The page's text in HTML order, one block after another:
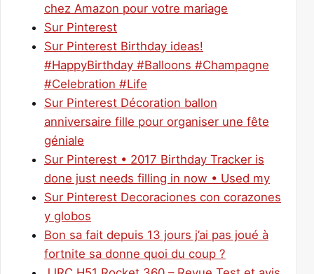
chez Amazon pour votre mariage
Sur Pinterest
Sur Pinterest Birthday ideas!
#HappyBirthday #Balloons #Champagne
#Celebration #Life
Sur Pinterest Décoration ballon
anniversaire fille pour organiser une fête
géniale
Sur Pinterest • 2017 Birthday Tracker is
done just needs filling in now • Used my
Sur Pinterest Decoraciones con corazones
y globos
Bon sa fait depuis 13 jours j’ai pas joué à
fortnite sa donne quoi du coup ?